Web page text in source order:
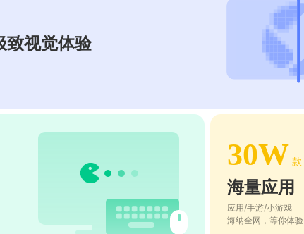
致视觉体验
30W 款
海量应用
应用/手游/小游戏
海纳全网，等你体验